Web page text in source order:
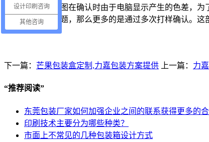
如果是设计图在确认时由于电脑显示产生的色差，
果是设备上的问题，那么更多的是通过多次打样确认。
下一篇： 芒果包装盒定制,力嘉包装方案提供 上一篇： 力
“推荐阅读”
东莞包装厂家如何加强企业之间的联系获得更多的合
印刷技术主要分为哪些种类？
市面上不常见的几种包装箱设计方式
设计印刷咨询
其他咨询